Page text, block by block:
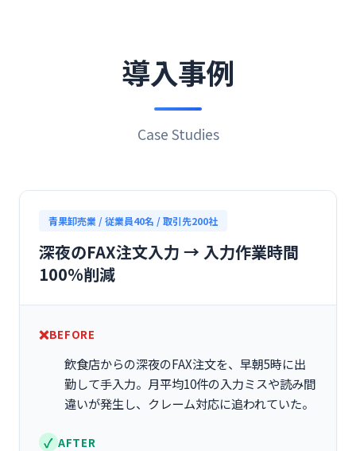
導入事例
Case Studies
青果卸売業 / 従業員40名 / 取引先200社
深夜のFAX注文入力 → 入力作業時間
100%削減
BEFORE
飲食店からの深夜のFAX注文を、早朝5時に出
勤して手入力。月平均10件の入力ミスや読み間
違いが発生し、クレーム対応に追われていた。
AFTER